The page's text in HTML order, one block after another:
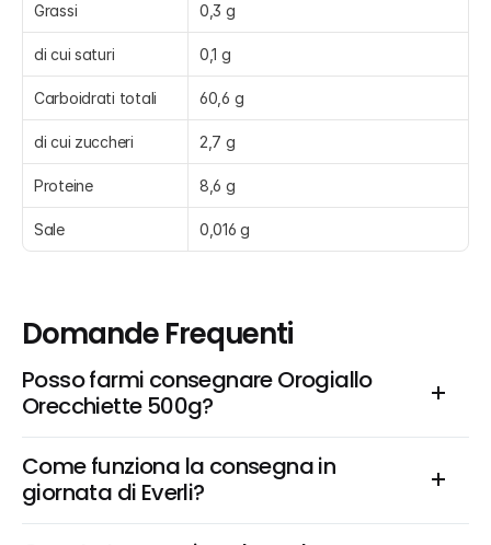
Grassi 0,3 g
di cui saturi 0,1 g
Carboidrati totali 60,6 g
di cui zuccheri 2,7 g
Proteine 8,6 g
Sale 0,016 g
Domande Frequenti
Posso farmi consegnare Orogiallo
Orecchiette 500g?
Come funziona la consegna in
giornata di Everli?